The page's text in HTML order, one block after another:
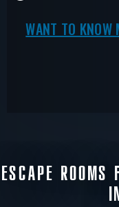
WANT TO KNOW
ESCAPE ROOMS